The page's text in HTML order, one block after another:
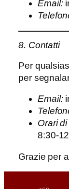
Email:
8. Contatti
Per
per
Email:
Orari
8:30-
Grazie per